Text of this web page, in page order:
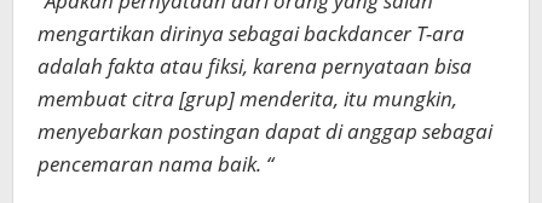
mengartikan dirinya sebagai backdancer T-ara
adalah fakta atau fiksi, karena pernyataan bisa
membuat citra [grup] menderita, itu mungkin,
menyebarkan postingan dapat di anggap sebagai
pencemaran nama baik. “